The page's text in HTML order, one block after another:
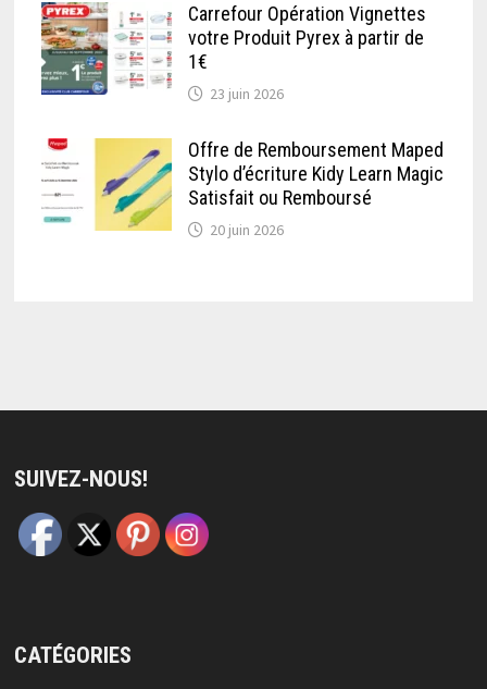
Carrefour Opération Vignettes
votre Produit Pyrex à partir de
1€
23 juin 2026
Offre de Remboursement Maped
Stylo d’écriture Kidy Learn Magic
Satisfait ou Remboursé
20 juin 2026
SUIVEZ-NOUS!
CATÉGORIES